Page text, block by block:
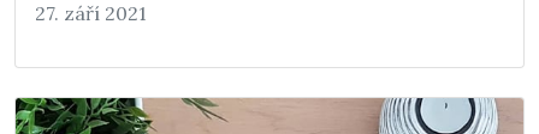
27. září 2021